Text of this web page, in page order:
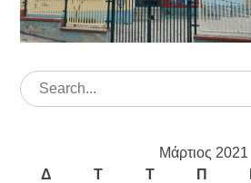
Search
for:
Μάρτιος 2021
Δ
Τ Τ Π